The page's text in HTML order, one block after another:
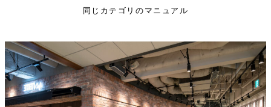
同じカテゴリのマニュアル